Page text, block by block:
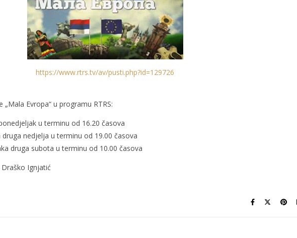
https://www.rtrs.tv/av/pusti.php?id=129726
Evropa“ u programu RTRS:
u terminu od 16.20 časova
druga nedjelja u terminu od 19.00 časova
druga subota u terminu od 10.00 časova
Draško Ignjatić